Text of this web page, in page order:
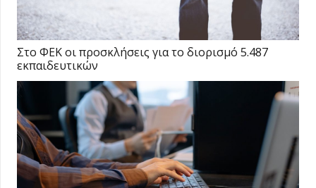
Στο ΦΕΚ οι προσκλήσεις για το διορισμό 5.487
εκπαιδευτικών